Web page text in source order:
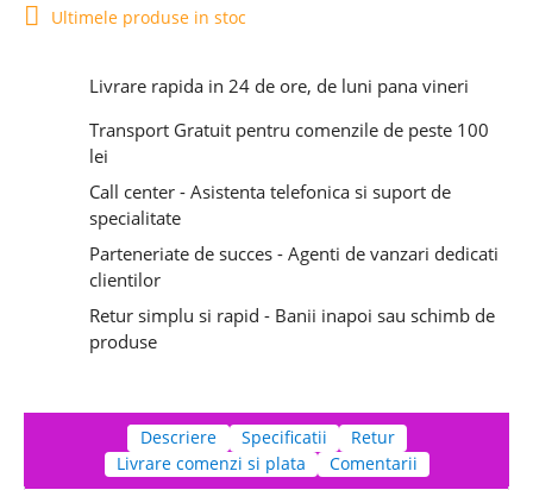
 Ultimele produse in stoc
Livrare rapida in 24 de ore, de luni pana vineri
Transport Gratuit pentru comenzile de peste 100
lei
Call center - Asistenta telefonica si suport de
specialitate
Parteneriate de succes - Agenti de vanzari dedicati
clientilor
Retur simplu si rapid - Banii inapoi sau schimb de
produse
Descriere Specificatii
Retur
Livrare comenzi si plata
Comentarii